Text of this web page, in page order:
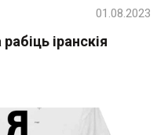
іранскія
01.08.2023